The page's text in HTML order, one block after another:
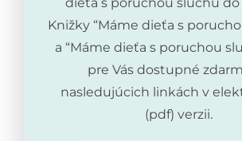
Knižky “Máme dieťa s
a “Máme dieťa s poruchou
pre Vás dostupné
nasledujúcich linkách v
(pdf) verzii.